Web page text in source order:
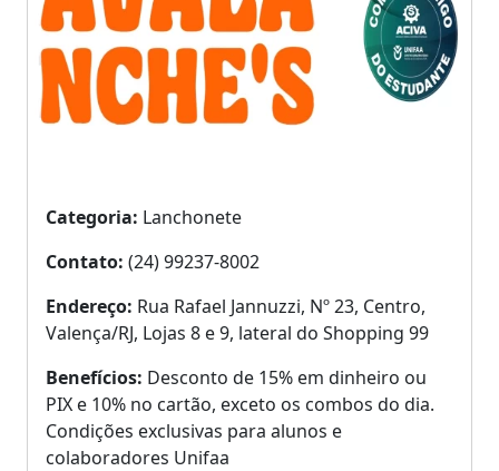
Categoria: Lanchonete
Contato: (24) 99237-8002
Endereço: Rua Rafael Jannuzzi, Nº 23, Centro,
Valença/RJ, Lojas 8 e 9, lateral do Shopping 99
Benefícios: Desconto de 15% em dinheiro ou
PIX e 10% no cartão, exceto os combos do dia.
Condições exclusivas para alunos e
colaboradores Unifaa